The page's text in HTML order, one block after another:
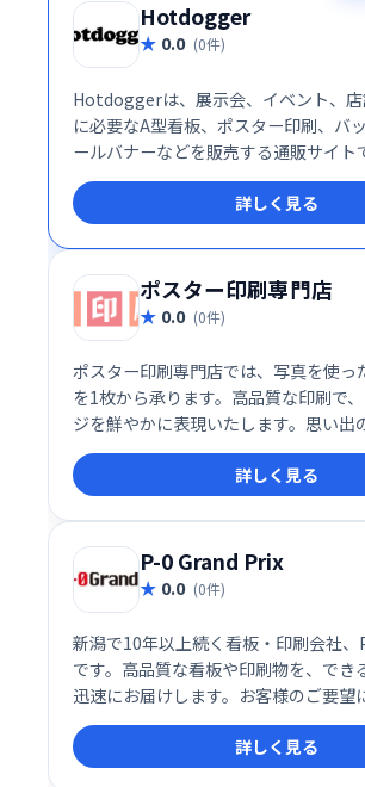
Hotdogger
0.0 (0件)
Hotdoggerは、展示会、イベント、店
に必要なA型看板、ポスター印刷、バ
ールバナーなどを販売する通販サイト
客アップやイベントの成功をサポート
スプレイ用品を取り揃えています。手
A型看板から、本格的な展示会用バッ
ニーズに合わせた商品がきっと見つか
詳しく見る
ポスター印刷専門店
0.0 (0件)
ポスター印刷専門店では、写真を使っ
を1枚から承ります。高品質な印刷で
ジを鮮やかに表現いたします。思い出
ン画など、どんな素材でも美しく仕上
ンテリアとして最適なポスターをご提
詳しく見る
P-0 Grand Prix
0.0 (0件)
新潟で10年以上続く看板・印刷会社
です。高品質な看板や印刷物を、でき
迅速にお届けします。お客様のご要望
し、最適なソリューションをご提案い
の実績と経験で培われた技術で、お客
サポートします。
詳しく見る